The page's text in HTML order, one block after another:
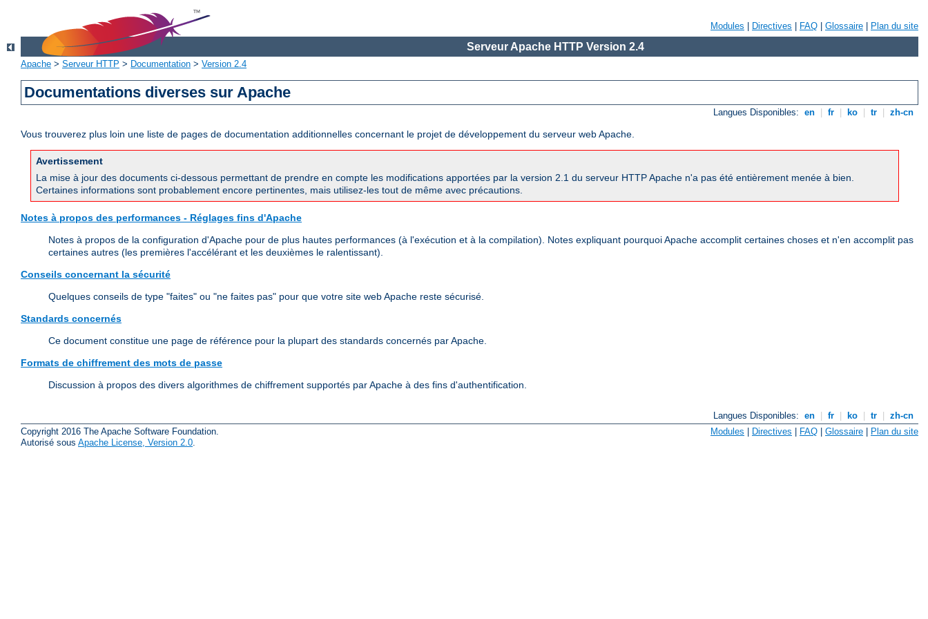
Modules Directives FAQ Glossaire Plan du site
Serveur Apache HTTP Version 2.4
Apache > Serveur HTTP > Documentation > Version 2.4
Documentations diverses sur Apache
Langues Disponibles: en fr ko tr zh-cn
Vous trouverez plus loin une liste de pages de documentation additionnelles concernant le projet de développement du serveur web Apache.
Avertissement
La mise à jour des documents ci-dessous permettant de prendre en compte les modifications apportées par la version 2.1 du serveur HTTP Apache n'a pas été entièrement menée à bien.
Certaines informations sont probablement encore pertinentes, mais utilisez-les tout de même avec précautions.
Notes à propos des performances - Réglages fins d'Apache
Notes à propos de la configuration d'Apache pour de plus hautes performances (à l'exécution et à la compilation). Notes expliquant pourquoi Apache accomplit certaines choses et n'en accomplit pas
certaines autres (les premières l'accélérant et les deuxièmes le ralentissant).
Conseils concernant la sécurité
Quelques conseils de type "faites" ou "ne faites pas" pour que votre site web Apache reste sécurisé.
Standards concernés
Ce document constitue une page de référence pour la plupart des standards concernés par Apache.
Formats de chiffrement des mots de passe
Discussion à propos des divers algorithmes de chiffrement supportés par Apache à des fins d'authentification.
Langues Disponibles: en fr ko tr
zh-cn
Copyright 2016 The Apache Software Foundation.
Autorisé sous Apache License, Version 2.0
Modules | Directives | FAQ | Glossaire | Plan du site